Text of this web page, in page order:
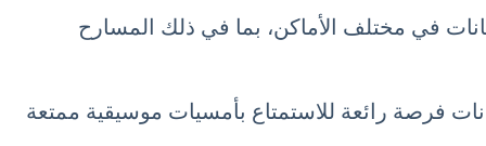
في مختلف الأماكن، بما في ذلك المسارح
فرصة رائعة للاستمتاع بأمسيات موسيقية ممتعة